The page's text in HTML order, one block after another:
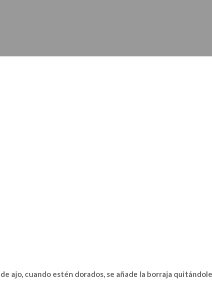
ajo, cuando estén dorados, se añade la borraja